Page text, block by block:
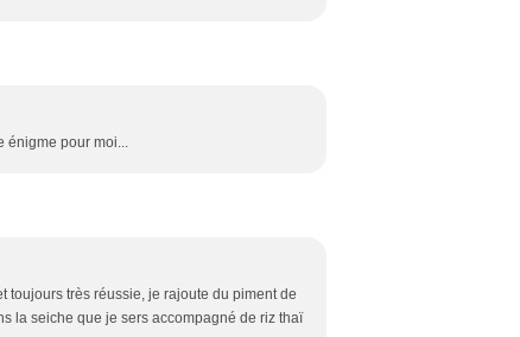
énigme pour moi...
toujours très réussie, je rajoute du piment de
la seiche que je sers accompagné de riz thaï